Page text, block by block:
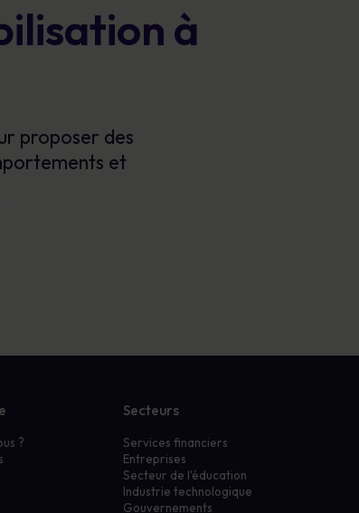
à
proposer des
et
?
Secteurs
Services financiers
Entreprises
Secteur de l'éducation
Industrie technologique
Gouvernements